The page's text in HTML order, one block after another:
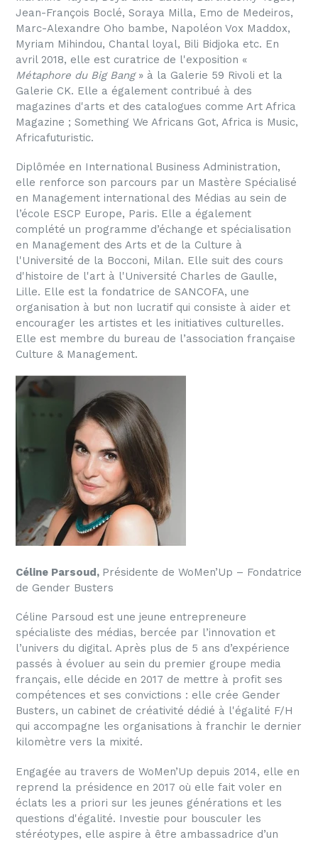
Jean-François Boclé, Soraya Milla, Emo de Medeiros,
Marc-Alexandre Oho bambe, Napoléon Vox Maddox,
Myriam Mihindou, Chantal loyal, Bili Bidjoka etc. En
avril 2018, elle est curatrice de l'exposition «
Métaphore du Big Bang » à la Galerie 59 Rivoli et la
Galerie CK. Elle a également contribué à des
magazines d'arts et des catalogues comme Art Africa
Magazine ; Something We Africans Got, Africa is Music,
Africafuturistic.
Diplômée en International Business Administration,
elle renforce son parcours par un Mastère Spécialisé
en Management international des Médias au sein de
l’école ESCP Europe, Paris. Elle a également
complété un programme d’échange et spécialisation
en Management des Arts et de la Culture à
l'Université de la Bocconi, Milan. Elle suit des cours
d'histoire de l'art à l'Université Charles de Gaulle,
Lille. Elle est la fondatrice de SANCOFA, une
organisation à but non lucratif qui consiste à aider et
encourager les artistes et les initiatives culturelles.
Elle est membre du bureau de l’association française
Culture & Management.
Céline Parsoud, Présidente de WoMen’Up – Fondatrice
de Gender Busters
Céline Parsoud est une jeune entrepreneure
spécialiste des médias, bercée par l’innovation et
l’univers du digital. Après plus de 5 ans d’expérience
passés à évoluer au sein du premier groupe media
français, elle décide en 2017 de mettre à profit ses
compétences et ses convictions : elle crée Gender
Busters, un cabinet de créativité dédié à l'égalité F/H
qui accompagne les organisations à franchir le dernier
kilomètre vers la mixité.
Engagée au travers de WoMen’Up depuis 2014, elle en
reprend la présidence en 2017 où elle fait voler en
éclats les a priori sur les jeunes générations et les
questions d'égalité. Investie pour bousculer les
stéréotypes, elle aspire à être ambassadrice d’un